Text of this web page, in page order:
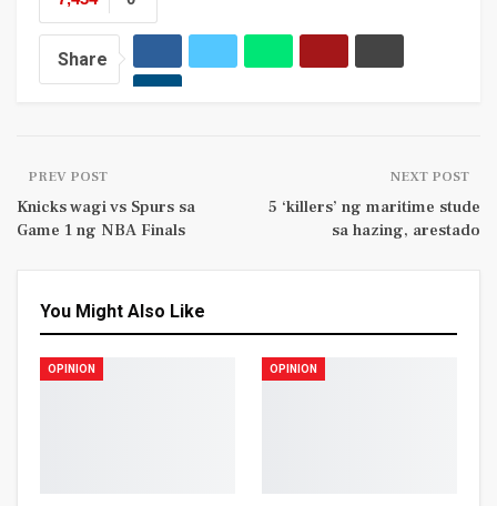
Share
PREV POST
Knicks wagi vs Spurs sa
Game 1 ng NBA Finals
NEXT POST
5 ‘killers’ ng maritime stude
sa hazing, arestado
You Might Also Like
OPINION OPINION